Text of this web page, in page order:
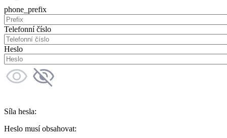
phone_prefix
Telefonní číslo
Heslo
Síla hesla:
Heslo musí obsahovat: